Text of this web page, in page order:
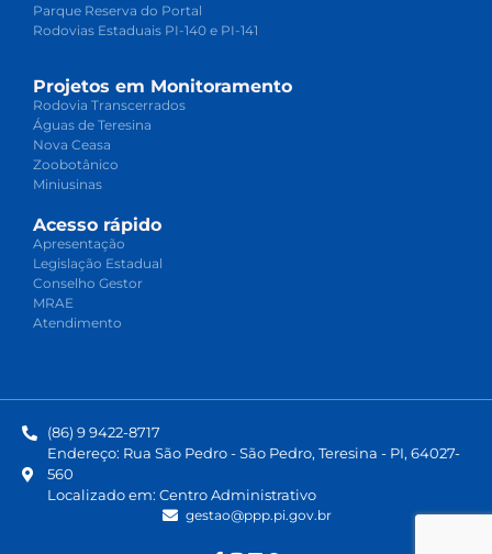
Parque Reserva do Portal
Rodovias Estaduais PI-140 e PI-141
Projetos em Monitoramento
Rodovia Transcerrados
Águas de Teresina
Nova Ceasa
Zoobotânico
Miniusinas
Acesso rápido
Apresentação
Legislação Estadual
Conselho Gestor
MRAE
Atendimento
(86) 9 9422-8717
Endereço: Rua São Pedro - São Pedro, Teresina - PI, 64027-
560
Localizado em: Centro Administrativo
gestao@ppp.pi.gov.br